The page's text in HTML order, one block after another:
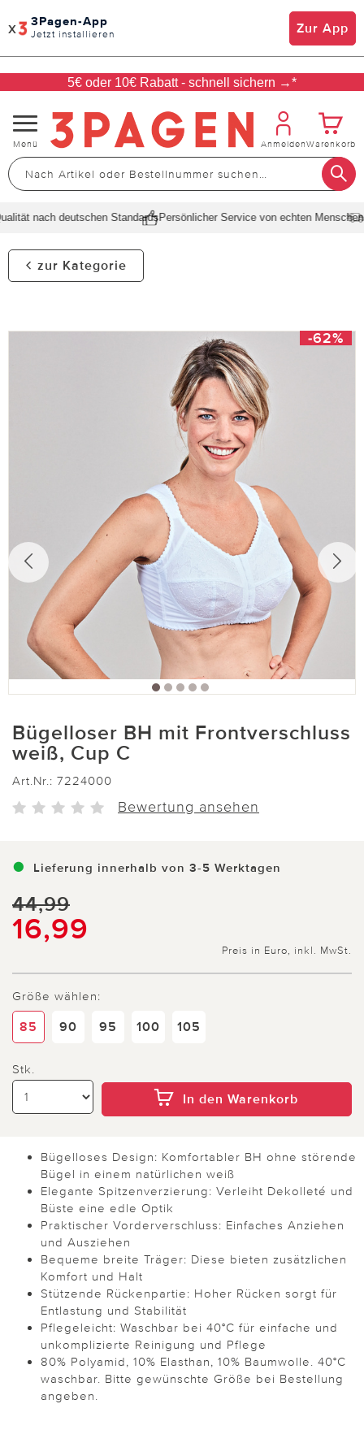
x 3Pagen-App
Jetzt installieren Zur App
5€ oder 10€ Rabatt - schnell sichern →*
Navigation
umschalten
Menü AnmeldenWarenkorb
nach deutschen StandardsPersönlicher Service von echten Menschen
zur Kategorie
-62%
Bügelloser BH mit Frontverschluss
weiß, Cup C
Art.Nr.: 7224000
Bewertung ansehen
Lieferung innerhalb von 3-5 Werktagen
44,99
16,99
Preis in Euro, inkl. MwSt.
Größe wählen:
85 90 95 100 105
Stk.
In den Warenkorb
Bügelloses Design: Komfortabler BH ohne störende
Bügel in einem natürlichen weiß
Elegante Spitzenverzierung: Verleiht Dekolleté und
Büste eine edle Optik
Praktischer Vorderverschluss: Einfaches Anziehen
und Ausziehen
Bequeme breite Träger: Diese bieten zusätzlichen
Komfort und Halt
Stützende Rückenpartie: Hoher Rücken sorgt für
Entlastung und Stabilität
Pflegeleicht: Waschbar bei 40°C für einfache und
unkomplizierte Reinigung und Pflege
80% Polyamid, 10% Elasthan, 10% Baumwolle. 40°C
waschbar. Bitte gewünschte Größe bei Bestellung
angeben.